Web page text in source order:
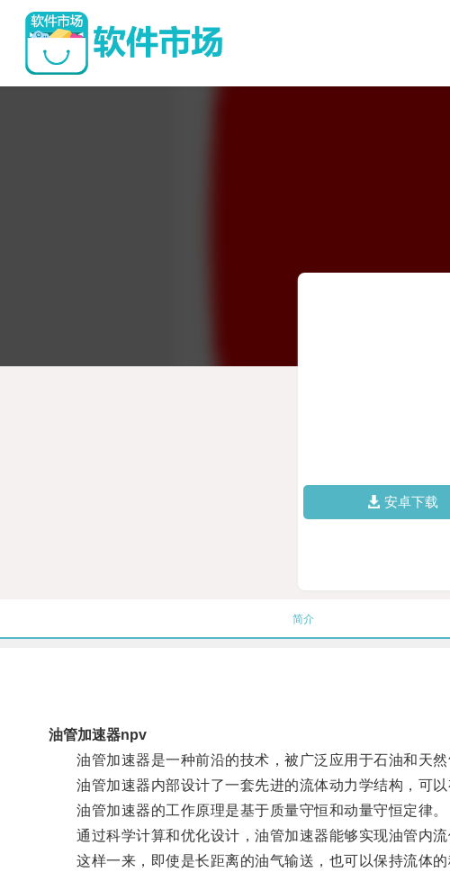
安卓下载
简介
油管加速器npv
油管加速器是一种前沿的技术，被广泛应用于石油和天然
油管加速器内部设计了一套先进的流体动力学结构，可以
油管加速器的工作原理是基于质量守恒和动量守恒定律。
通过科学计算和优化设计，油管加速器能够实现油管内流
这样一来，即使是长距离的油气输送，也可以保持流体的